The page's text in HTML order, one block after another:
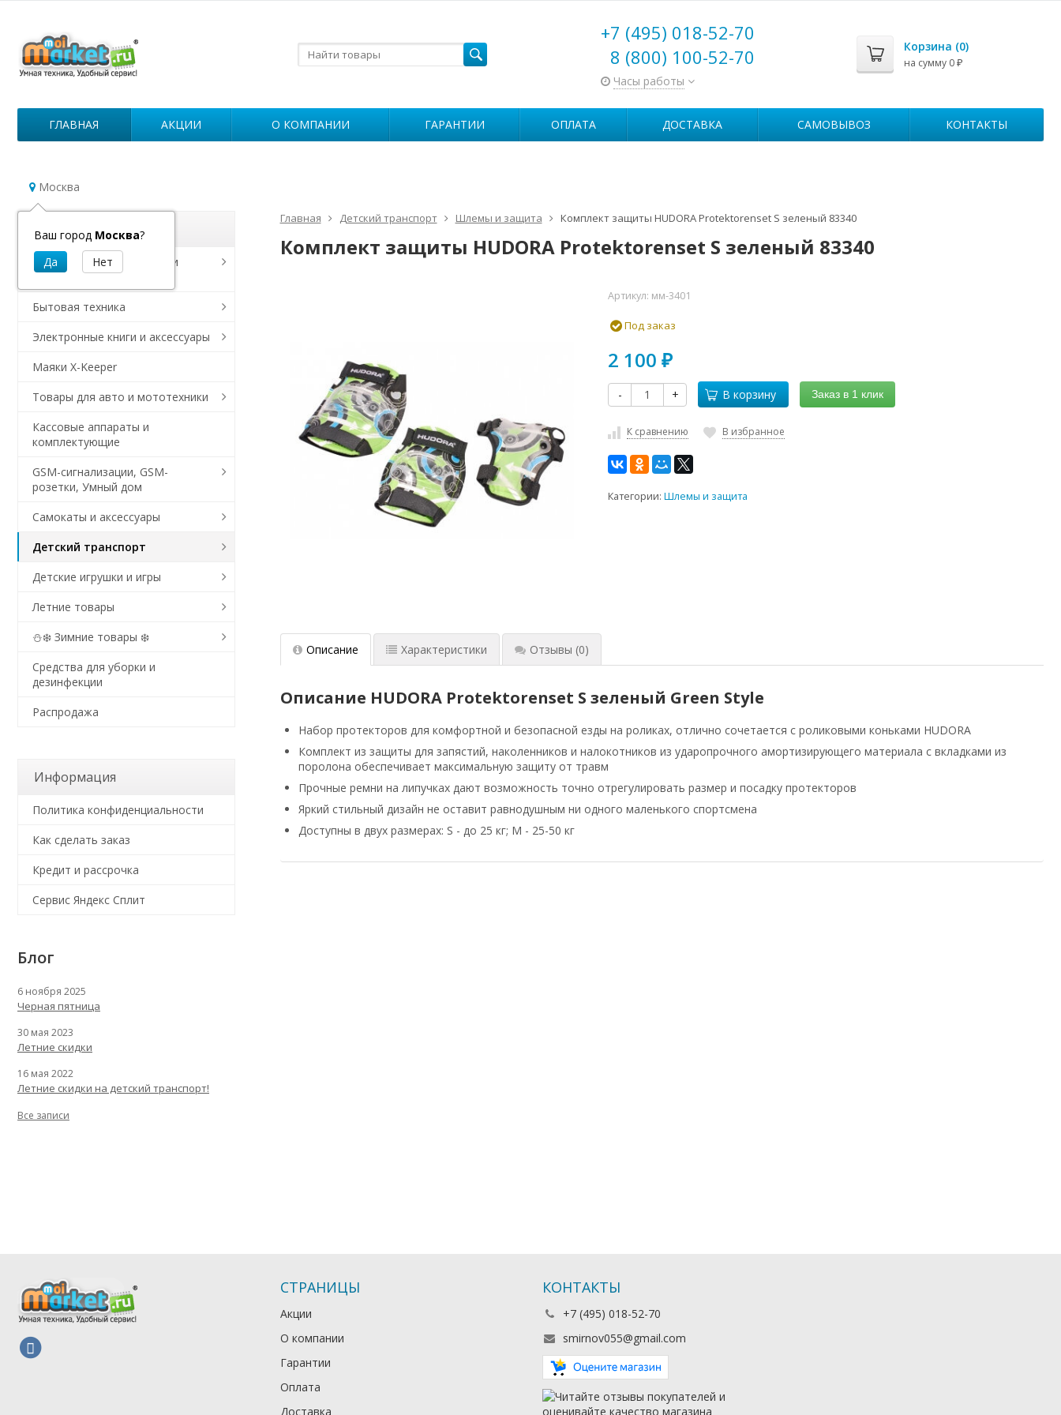
+7 (495) 018-52-70
8 (800) 100-52-70
Часы работы
Корзина (0)
на сумму 0 ₽
ГЛАВНАЯ АКЦИИ О КОМПАНИИ ГАРАНТИИ ОПЛАТА ДОСТАВКА САМОВЫВОЗ КОНТАКТЫ
Москва
Ваш город Москва?
Главная Детский транспорт Шлемы и защита Комплект защиты HUDORA Protektorenset S зеленый 83340
Комплект защиты HUDORA Protektorenset S зеленый 83340
Артикул: мм-3401
Под заказ
2 100₽
- + В корзину Заказ в 1 клик
К сравнению В избранное
Категории:Шлемы и защита
Описание Характеристики Отзывы (0)
Описание HUDORA Protektorenset S зеленый Green Style
Набор протекторов для комфортной и безопасной езды на роликах, отлично сочетается с роликовыми коньками HUDORA
Комплект из защиты для запястий, наколенников и налокотников из ударопрочного амортизирующего материала с вкладками из
поролона обеспечивает максимальную защиту от травм
Прочные ремни на липучках дают возможность точно отрегулировать размер и посадку протекторов
Яркий стильный дизайн не оставит равнодушным ни одного маленького спортсмена
Доступны в двух размерах: S - до 25 кг; M - 25-50 кг
Каталог
Роботы для уборки дома и
дезинфекции
Бытовая техника
Электронные книги и аксессуары
Маяки X-Keeper
Товары для авто и мототехники
Кассовые аппараты и
комплектующие
GSM-сигнализации, GSM-
розетки, Умный дом
Самокаты и аксессуары
Детский транспорт
Детские игрушки и игры
Летние товары
⛄❄️ Зимние товары ❄️
Средства для уборки и
дезинфекции
Распродажа
Информация
Политика конфиденциальности
Как сделать заказ
Кредит и рассрочка
Сервис Яндекс Сплит
Блог
6 ноября 2025
Черная пятница
30 мая 2023
Летние скидки
16 мая 2022
Летние скидки на детский транспорт!
Все записи
СТРАНИЦЫ
Акции
О компании
Гарантии
Оплата
Доставка
КОНТАКТЫ
+7 (495) 018-52-70
smirnov055@gmail.com